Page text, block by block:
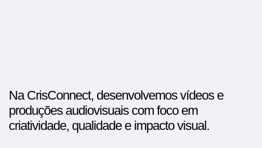
Na CrisConnect, desenvolvemos vídeos e
produções audiovisuais com foco em
criatividade, qualidade e impacto visual.